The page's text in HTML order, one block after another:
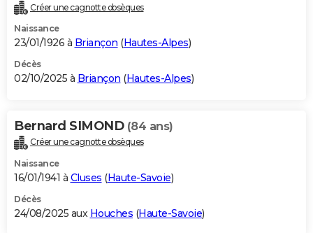
Créer une cagnotte obsèques
Naissance
23/01/1926 à Briançon (Hautes-Alpes)
Décès
02/10/2025 à Briançon (Hautes-Alpes)
Bernard SIMOND (84 ans)
Créer une cagnotte obsèques
Naissance
16/01/1941 à Cluses (Haute-Savoie)
Décès
24/08/2025 aux Houches (Haute-Savoie)